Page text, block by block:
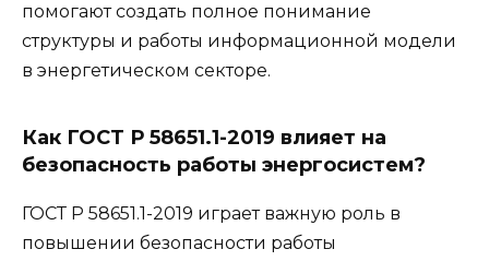
помогают создать полное понимание
структуры и работы информационной модели
в энергетическом секторе.
Как ГОСТ Р 58651.1-2019 влияет на
безопасность работы энергосистем?
ГОСТ Р 58651.1-2019 играет важную роль в
повышении безопасности работы